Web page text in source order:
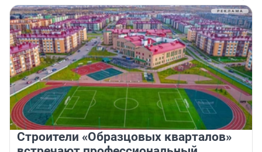
Строители «Образцовых кварталов»